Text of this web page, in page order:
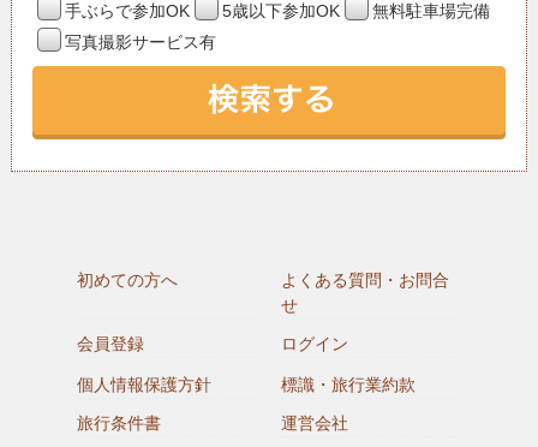
手ぶらで参加OK
5歳以下参加OK
無料駐車場完備
写真撮影サービス有
初めての方へ
よくある質問・お問合
せ
会員登録
ログイン
個人情報保護方針
標識・旅行業約款
旅行条件書
運営会社